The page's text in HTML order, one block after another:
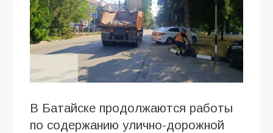
В Батайске продолжаются работы
по содержанию улично-дорожной